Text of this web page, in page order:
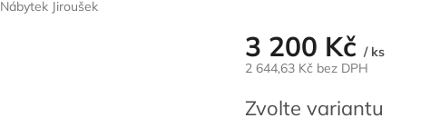
Nábytek Jiroušek
3 200 Kč / ks
2 644,63 Kč bez DPH
cena:
Zvolte variantu